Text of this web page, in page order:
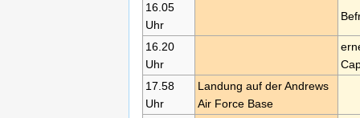
16.05
Uhr
16.20
Uhr
17.58
Uhr
Landung auf der Andrews
Air Force Base